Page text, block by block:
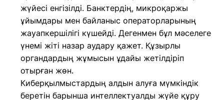
жүйесі енгізілді. Банктердің, микроқаржы
ұйымдары мен байланыс операторларының
жауапкершілігі күшейді. Дегенмен бұл мәселеге
үнемі жіті назар аудару қажет. Құзырлы
органдардың жұмысын ұдайы жетілдіріп
отырған жөн.
Киберқылмыстардың алдын алуға мүмкіндік
беретін барынша интеллектуалды жүйе құру